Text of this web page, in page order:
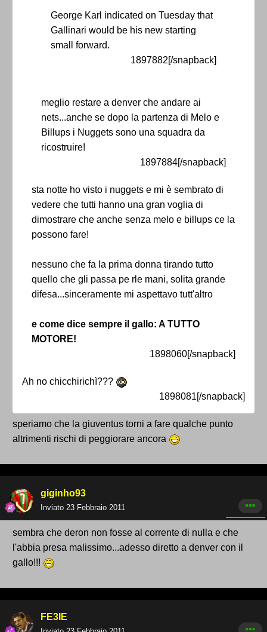
George Karl indicated on Tuesday that
Gallinari would be his new starting
small forward.
1897882[/snapback]
meglio restare a denver che andare ai
nets...anche se dopo la partenza di Melo e
Billups i Nuggets sono una squadra da
ricostruire!
1897884[/snapback]
sta notte ho visto i nuggets e mi è sembrato di
vedere che tutti hanno una gran voglia di
dimostrare che anche senza melo e billups ce la
possono fare!
nessuno che fa la prima donna tirando tutto
quello che gli passa pe rle mani, solita grande
difesa...sinceramente mi aspettavo tutt'altro
e come dice sempre il gallo: A TUTTO
MOTORE!
1898060[/snapback]
Ah no chicchirichì???
1898081[/snapback]
speriamo che la giuventus torni a fare qualche punto
altrimenti rischi di peggiorare ancora
giginho93
Inviato 23 Febbraio 2011
sembra che deron non fosse al corrente di nulla e che
l'abbia presa malissimo...adesso diretto a denver con il
gallo!!!
FE3IE